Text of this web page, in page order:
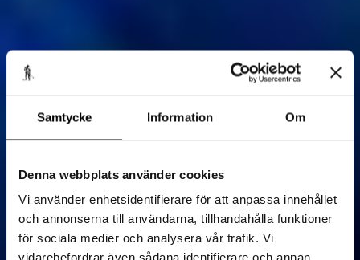
Samtycke Information Om
Denna webbplats använder cookies
Vi använder enhetsidentifierare för att anpassa innehållet
och annonserna till användarna, tillhandahålla funktioner
för sociala medier och analysera vår trafik. Vi
vidarebefordrar även sådana identifierare och annan